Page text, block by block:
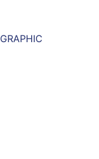
GRAPHIC